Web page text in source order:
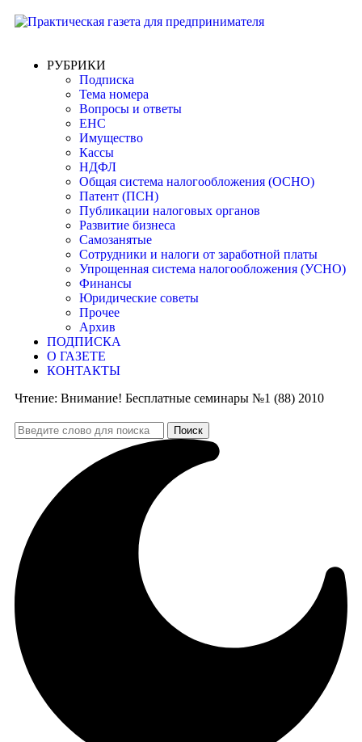
РУБРИКИ
Подписка
Тема номера
Вопросы и ответы
ЕНС
Имущество
Кассы
НДФЛ
Общая система налогообложения (ОСНО)
Патент (ПСН)
Публикации налоговых органов
Развитие бизнеса
Самозанятые
Сотрудники и налоги от заработной платы
Упрощенная система налогообложения (УСНО)
Финансы
Юридические советы
Прочее
Архив
ПОДПИСКА
О ГАЗЕТЕ
КОНТАКТЫ
Чтение: Внимание! Бесплатные семинары №1 (88) 2010